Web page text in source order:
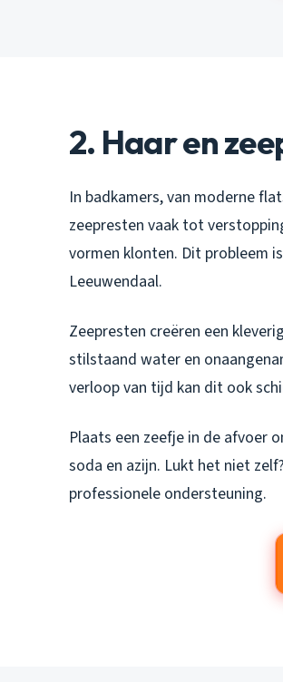
2. Haar en
In badkamers, van moderne
zeepresten vaak tot
vormen klonten. Dit probleem
Leeuwendaal.
Zeepresten creëren een
stilstaand water en
verloop van tijd kan dit ook
Plaats een zeefje in de afvoer
soda en azijn. Lukt het niet
professionele ondersteuning.